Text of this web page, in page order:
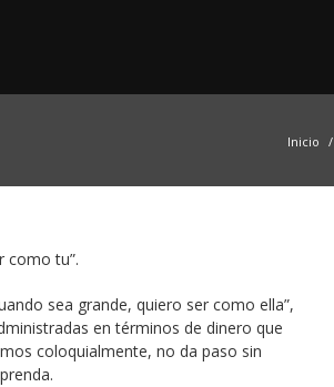
Inicio
como tu”.
sea grande, quiero ser como ella”,
en términos de dinero que
coloquialmente, no da paso sin